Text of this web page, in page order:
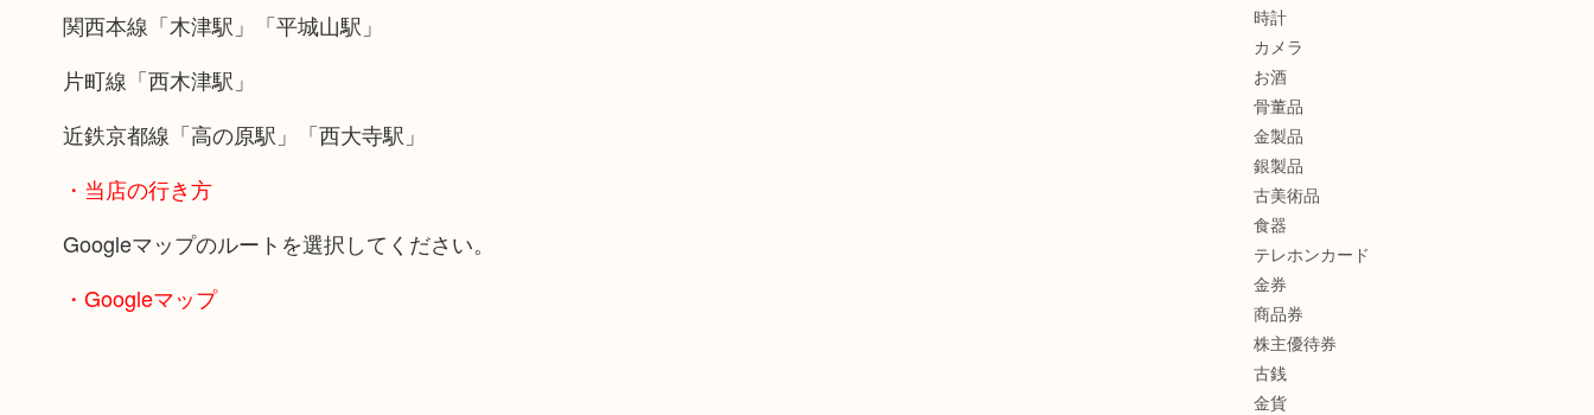
関西本線「木津駅」「平城山駅」
片町線「西木津駅」
近鉄京都線「高の原駅」「西大寺駅」
・当店の行き方
Googleマップのルートを選択してください。
・Googleマップ
時計
カメラ
お酒
骨董品
金製品
銀製品
古美術品
食器
テレホンカード
金券
商品券
株主優待券
古銭
金貨